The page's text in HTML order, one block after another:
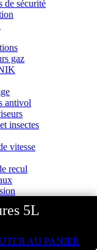
5L
AU PANIER
de sécurité
gaz
antivol
insectes
vitesse
recul
secours